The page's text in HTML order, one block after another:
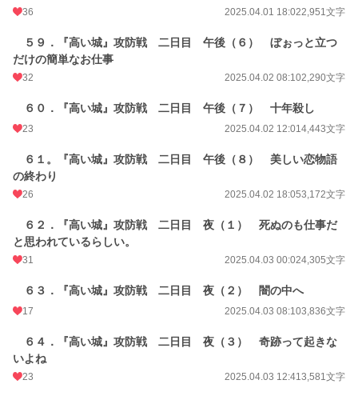
36 2025.04.01 18:022,951文字
５９．『高い城』攻防戦 二日目 午後（６） ぼぉっと立つ
だけの簡単なお仕事
32 2025.04.02 08:102,290文字
６０．『高い城』攻防戦 二日目 午後（７） 十年殺し
23 2025.04.02 12:014,443文字
６１。『高い城』攻防戦 二日目 午後（８） 美しい恋物語
の終わり
26 2025.04.02 18:053,172文字
６２．『高い城』攻防戦 二日目 夜（１） 死ぬのも仕事だ
と思われているらしい。
31 2025.04.03 00:024,305文字
６３．『高い城』攻防戦 二日目 夜（２） 闇の中へ
17 2025.04.03 08:103,836文字
６４．『高い城』攻防戦 二日目 夜（３） 奇跡って起きな
いよね
23 2025.04.03 12:413,581文字